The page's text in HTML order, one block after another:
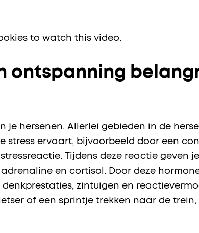
to watch this video.
ontspanning
je hersenen. Allerlei gebieden in de
stress ervaart, bijvoorbeeld door een
Tijdens deze reactie geven
en cortisol. Door deze
zintuigen en
of een sprintje trekken naar de